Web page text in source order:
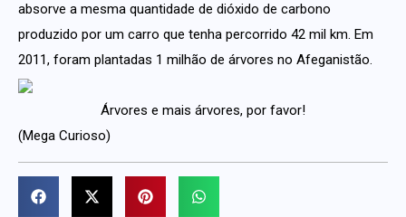
absorve a mesma quantidade de dióxido de carbono
produzido por um carro que tenha percorrido 42 mil km. Em
2011, foram plantadas 1 milhão de árvores no Afeganistão.
Árvores e mais árvores, por favor!
(Mega Curioso)